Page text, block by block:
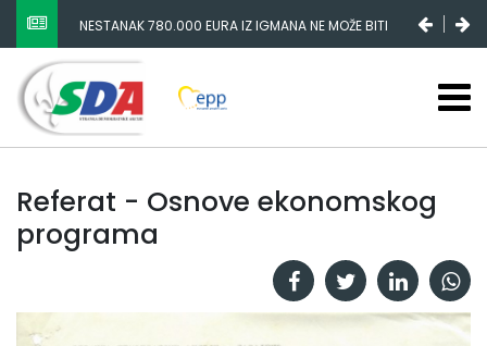
NESTANAK 780.000 EURA IZ IGMANA NE MOŽE BITI
SLUČAJNI PREVID, ODGOVORNOST MORAJU SNOSITI
VLADA FBIH I NJENI KADROVI
Referat - Osnove ekonomskog
programa